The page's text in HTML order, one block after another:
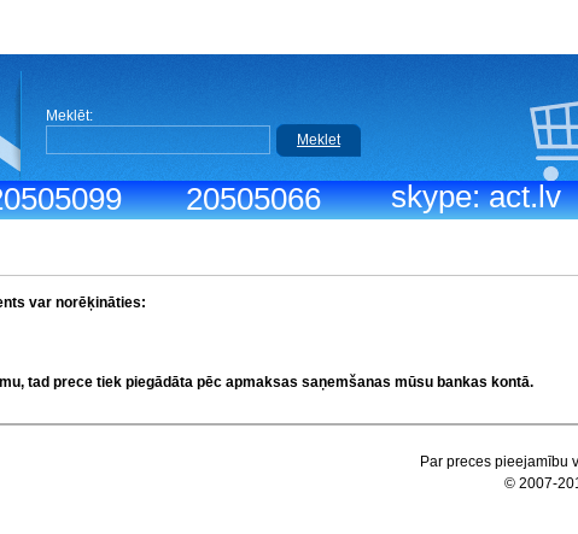
20505066 skype: act.lv
Meklēt:
Meklet
var norēķināties:
tad prece tiek piegādāta pēc apmaksas saņemšanas mūsu bankas kontā.
Par preces pieejamību
© 2007-